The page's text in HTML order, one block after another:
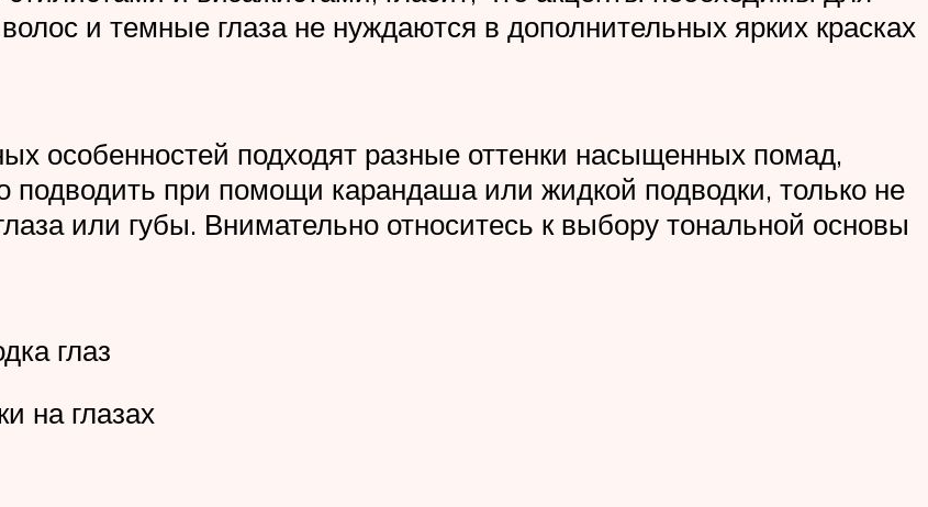
и темные глаза не нуждаются в дополнительных ярких красках
особенностей подходят разные оттенки насыщенных помад,
подводить при помощи карандаша или жидкой подводки, только не
или губы. Внимательно относитесь к выбору тональной основы
глаз
на глазах